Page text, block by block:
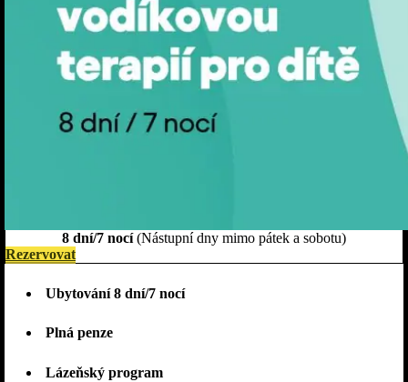
8 dní/7 nocí(Nástupní dny mimo pátek a sobotu)
Rezervovat
Ubytování 8 dní/7 nocí
Plná penze
Lázeňský program